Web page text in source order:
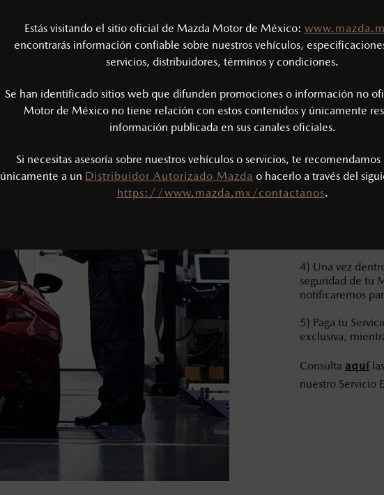
Estás visitando el sitio oficial de Mazda Motor de México:
encontrarás información confiable sobre nuestros vehículos,
servicios, distribuidores, términos y condiciones.
Se han identificado sitios web que difunden promociones o información no
Motor de México no tiene relación con estos contenidos y únicamente
información publicada en sus canales oficiales.
Si necesitas asesoría sobre nuestros vehículos o servicios, te
únicamente a un Distribuidor Autorizado Mazda o hacerlo a través del
https://www.mazda.mx/contactanos.
¿CÓMO
1) Comunícate
agenda tu
2) Agendaremos
registrando tus
3) En un
4) Una vez
seguridad de tu
notificaremos
5) Paga tu
exclusiva,
Consulta aquí
nuestro Servicio